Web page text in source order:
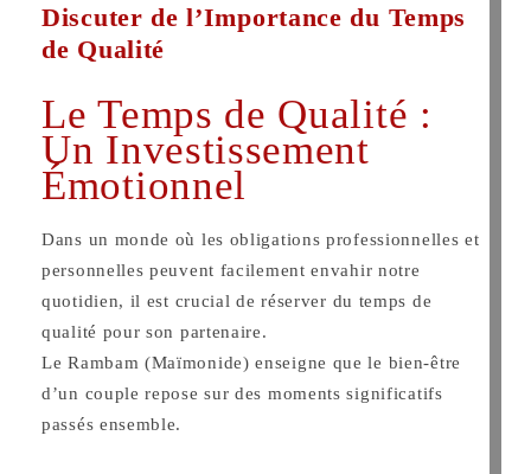
Discuter de l’Importance du Temps
de Qualité
Le Temps de Qualité :
Un Investissement
Émotionnel
Dans un monde où les obligations professionnelles et
personnelles peuvent facilement envahir notre
quotidien, il est crucial de réserver du temps de
qualité pour son partenaire.
Le Rambam (Maïmonide) enseigne que le bien-être
d’un couple repose sur des moments significatifs
passés ensemble.